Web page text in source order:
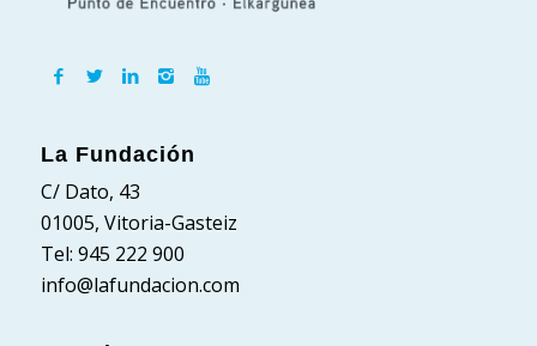
La Fundación
C/ Dato, 43
01005, Vitoria-Gasteiz
Tel: 945 222 900
info@lafundacion.com